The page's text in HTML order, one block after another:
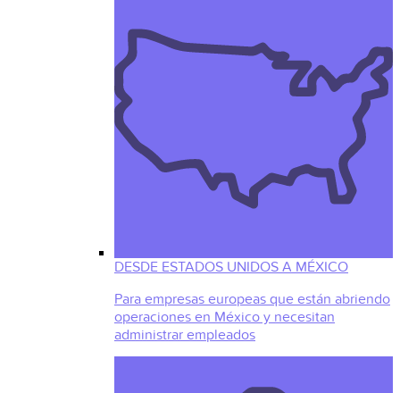
DESDE ESTADOS UNIDOS A MÉXICO
Para empresas europeas que están abriendo
operaciones en México y necesitan
administrar empleados